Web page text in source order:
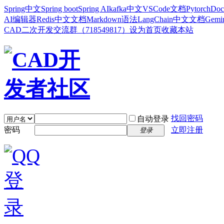
Spring中文Spring bootSpring AIkafka中文VSCode文档Pytorch
AI编辑器Redis中文文档Markdown语法LangChain中文文档
CAD二次开发交流群（718549817） 设为首页收藏本站
自动登录 找回密码
密码
登录 立即注册